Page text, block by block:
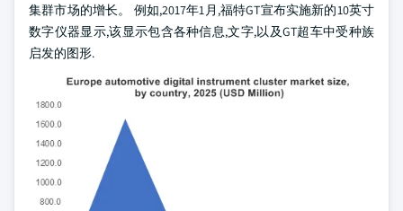
集群市场的增长。 例如,2017年1月,福特GT宣布实施新的10英寸
数字仪器显示,该显示包含各种信息,文字,以及GT超车中受种族
启发的图形.